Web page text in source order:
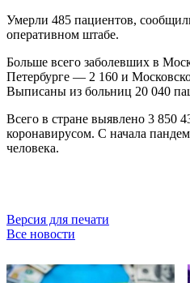
Умерли 485 пациентов,
оперативном штабе.
Больше всего заболевших в
Петербурге — 2 160 и
Выписаны из больниц 20 040
Всего в стране выявлено 3 850
коронавирусом. С начала
человека.
Версия для печати
Все новости